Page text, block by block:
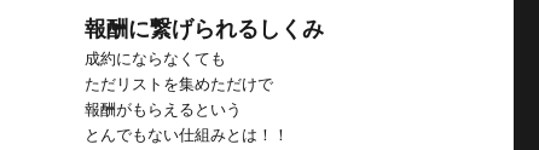
報酬に繋げられるしくみ
成約にならなくても
ただリストを集めただけで
報酬がもらえるという
とんでもない仕組みとは！！